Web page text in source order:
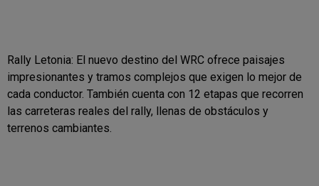
Rally Letonia: El nuevo destino del WRC ofrece paisajes
impresionantes y tramos complejos que exigen lo mejor de
cada conductor. También cuenta con 12 etapas que recorren
las carreteras reales del rally, llenas de obstáculos y
terrenos cambiantes.